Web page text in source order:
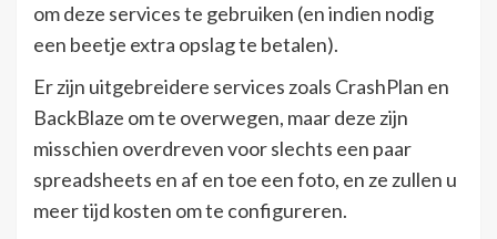
om deze services te gebruiken (en indien nodig
een beetje extra opslag te betalen).
Er zijn uitgebreidere services zoals CrashPlan en
BackBlaze om te overwegen, maar deze zijn
misschien overdreven voor slechts een paar
spreadsheets en af ​​en toe een foto, en ze zullen u
meer tijd kosten om te configureren.